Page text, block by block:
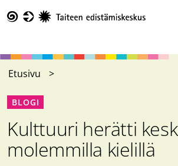
pääsisältöön
Etusivu
BLOGI
Kulttuuri herätti
molemmilla kielillä